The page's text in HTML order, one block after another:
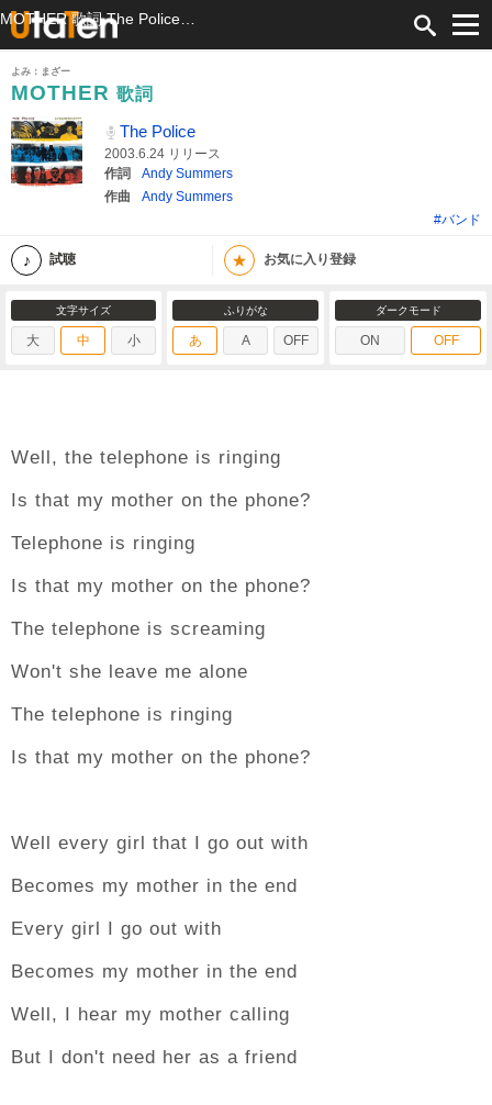
よみ：まざー
MOTHER 歌詞
The Police
2003.6.24 リリース
作詞
Andy Summers
作曲
Andy Summers
#バンド
試聴 ★ お気に入り登録
文字サイズ
大 中 小
ふりがな
あ A OFF
ダークモード
ON OFF
Well, the telephone is ringing
Is that my mother on the phone?
Telephone is ringing
Is that my mother on the phone?
The telephone is screaming
Won't she leave me alone
The telephone is ringing
Is that my mother on the phone?
Well every girl that I go out with
Becomes my mother in the end
Every girl I go out with
Becomes my mother in the end
Well, I hear my mother calling
But I don't need her as a friend